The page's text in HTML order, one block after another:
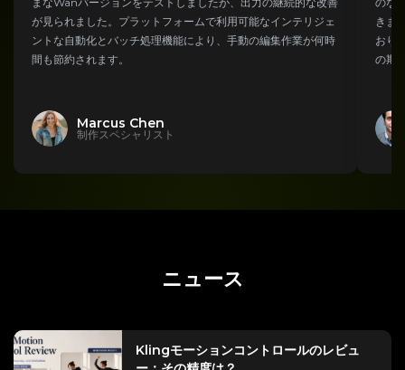
が見られました。プラットフォームで利用可能なインテリジェ
ントな自動化とバッチ処理機能により、手動の編集作業が何時
間も節約されます。
Marcus Chen
制作スペシャリスト
きま
おり
の期
ニュース
Klingモーションコントロールのレビュ